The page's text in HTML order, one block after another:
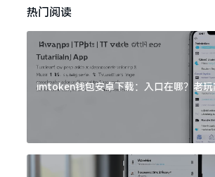
热门阅读
imtoken钱包安卓下载：入口在哪？老玩